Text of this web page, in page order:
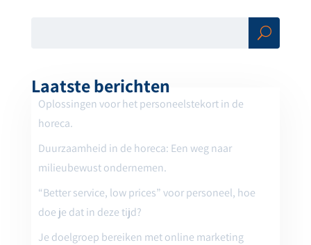
Zoe
ken
Laatste berichten
Oplossingen voor het personeelstekort in de
horeca.
Duurzaamheid in de horeca: Een weg naar
milieubewust ondernemen.
“Better service, low prices” voor personeel, hoe
doe je dat in deze tijd?
Je doelgroep bereiken met online marketing